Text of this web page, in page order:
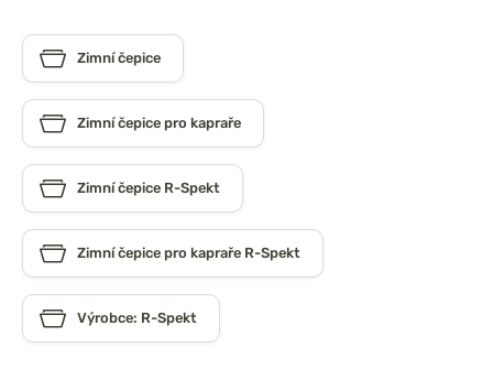
Zimní čepice
Zimní čepice pro kapraře
Zimní čepice R-Spekt
Zimní čepice pro kapraře R-Spekt
Výrobce: R-Spekt